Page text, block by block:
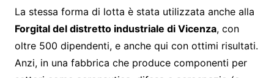
La stessa forma di lotta è stata utilizzata anche alla
Forgital del distretto industriale di Vicenza, con
oltre 500 dipendenti, e anche qui con ottimi risultati.
Anzi, in una fabbrica che produce componenti per